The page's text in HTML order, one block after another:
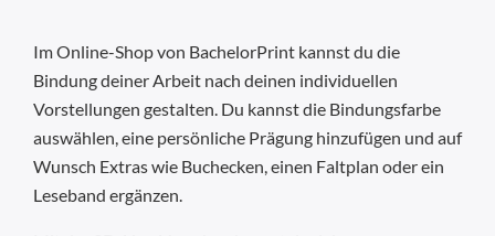
Im Online-Shop von BachelorPrint kannst du die
Bindung deiner Arbeit nach deinen individuellen
Vorstellungen gestalten. Du kannst die Bindungsfarbe
auswählen, eine persönliche Prägung hinzufügen und auf
Wunsch Extras wie Buchecken, einen Faltplan oder ein
Leseband ergänzen.